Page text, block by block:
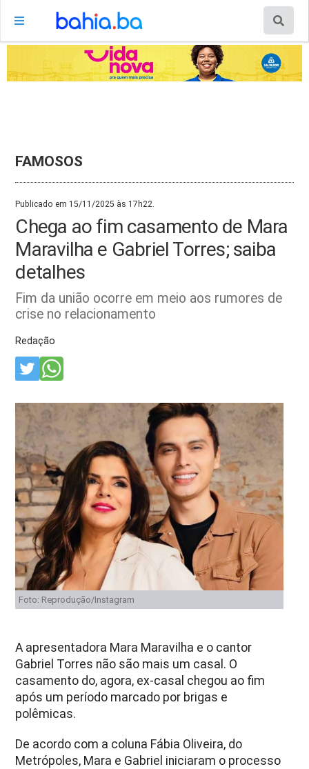
FAMOSOS
Publicado em 15/11/2025 às 17h22.
Chega ao fim casamento de Mara
Maravilha e Gabriel Torres; saiba
detalhes
Fim da união ocorre em meio aos rumores de
crise no relacionamento
Redação
Foto: Reprodução/Instagram
A apresentadora Mara Maravilha e o cantor
Gabriel Torres não são mais um casal. O
casamento do, agora, ex-casal chegou ao fim
após um período marcado por brigas e
polêmicas.
De acordo com a coluna Fábia Oliveira, do
Metrópoles, Mara e Gabriel iniciaram o processo